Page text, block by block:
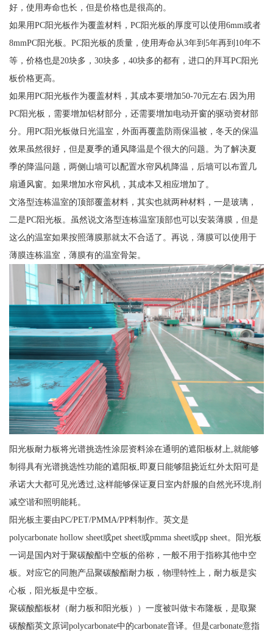
好，使用寿命也长，但是价格也是很高的。
如果用PC阳光板作为覆盖材料，PC阳光板的厚度可以使用6mm或者
8mmPC阳光板。PC阳光板的质量，使用寿命从3年到5年再到10年不
等，价格也是20块多，30块多，40块多的都有，进口的拜耳PC阳光
板价格更高。
如果用PC阳光板作为覆盖材料，其成本要增加50-70元左右.因为用
PC阳光板，需要增加铝材部分，还需要增加电动开窗的驱动资材部
分。用PC阳光板做日光温室，外面再覆盖防雨保温被，冬天的保温
效果虽然很好，但是夏季的通风降温是个很大的问题。为了解决夏
季的降温问题，两侧山墙可以配置水帘风机降温，后墙可以布置几
扇通风窗。如果增加水帘风机，其成本又相应增加了。
文洛型连栋温室的顶部覆盖材料，其实也就两种材料，一是玻璃，
二是PC阳光板。虽然说文洛型连栋温室顶部也可以安装薄膜，但是
这么的温室如果按照薄膜那就太不合适了。再说，薄膜可以使用于
薄膜连栋温室，薄膜有的温室骨架。
阳光板耐力板将光谱挑选性涂层资料涂在通明的遮阳板材上,就能够
制得具有光谱挑选性功能的遮阳板,即夏日能够阻挠近红外太阳可是
承诺大大都可见光透过,这样能够保证夏日室内舒服的自然光环境,削
减空谐和照明能耗。
阳光板主要由PC/PET/PMMA/PP料制作。英文是
polycarbonate hollow sheet或pet sheet或pmma sheet或pp sheet。阳光板
一词是国内对于聚碳酸酯中空板的俗称，一般不用于指称其他中空
板。对应它的同胞产品聚碳酸酯耐力板，物理特性上，耐力板是实
心板，阳光板是中空板。
聚碳酸酯板材（耐力板和阳光板））一度被叫做卡布隆板，是取聚
碳酸酯英文原词polycarbonate中的carbonate音译。但是carbonate意指